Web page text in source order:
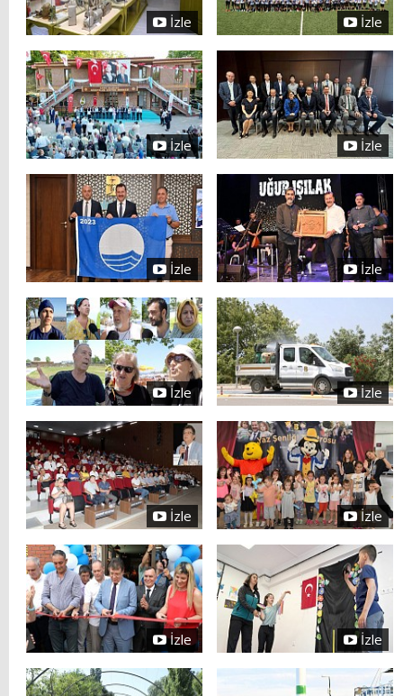
İzle İzle
İzle İzle
İzle İzle
İzle İzle
İzle İzle
İzle İzle